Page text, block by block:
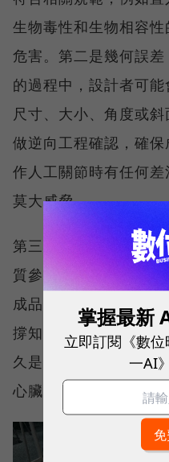
生物毒性和生物相容
危害。第二是幾何誤
的過程中，設計者可
尺寸、大小、角度或
做逆向工程確認，確
作人工關節時有任何
莫大威脅。
第三是應考慮成品的
質參數庫，但3D列印
成品是否足夠堅固完
撐知識。第四是產品
久是必要的考量，畢
心臟或是日拋血管。
掌握最新
立即訂閱《數
一AI